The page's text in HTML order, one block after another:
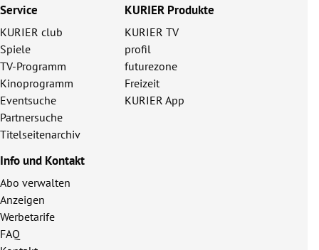
Service
KURIER club
Spiele
TV-Programm
Kinoprogramm
Eventsuche
Partnersuche
Titelseitenarchiv
KURIER Produkte
KURIER TV
profil
futurezone
Freizeit
KURIER App
Info und Kontakt
Abo verwalten
Anzeigen
Werbetarife
FAQ